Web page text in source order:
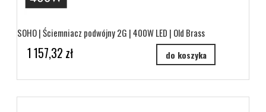
SOHO | Ściemniacz podwójny 2G | 400W LED | Old Brass
1 157,32 zł do koszyka